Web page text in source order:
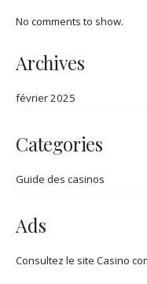
No comments to show.
Archives
février 2025
Categories
Guide des casinos
Ads
Consultez le site Casino